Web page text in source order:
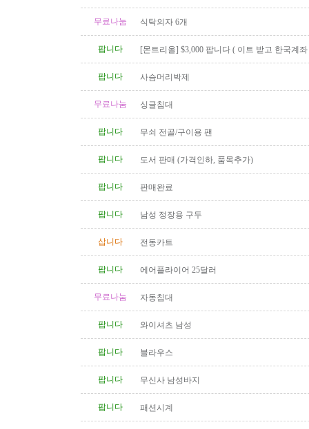
무료나눔 식탁의자 6개
팝니다
[몬트리올] $3,000 팝니다 ( 이트 받고 한국계
팝니다
사슴머리박제
무료나눔 싱글침대
팝니다 무쇠 전골/구이용 팬
팝니다 도서 판매 (가격인하, 품목추가)
팝니다 판매완료
팝니다 남성 정장용 구두
삽니다 전동카트
팝니다 에어플라이어 25달러
무료나눔 자동침대
팝니다 와이셔츠 남성
팝니다 블라우스
팝니다 무신사 남성바지
팝니다 패션시계